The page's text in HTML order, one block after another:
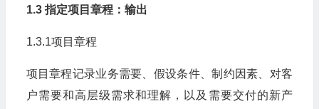
1.3 指定项目章程：输出
1.3.1项目章程
项目章程记录业务需要、假设条件、制约因素、对客
户需要和高层级需求和理解，以及需要交付的新产